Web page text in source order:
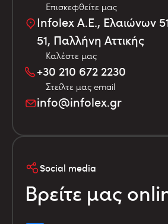
Επισκεφθείτε μας
Infolex Α.Ε., Ελαιώνων
51, Παλλήνη Αττικής
Καλέστε μας
+30 210 672 2230
Στείλτε μας email
info@infolex.gr
Social media
Βρείτε μας